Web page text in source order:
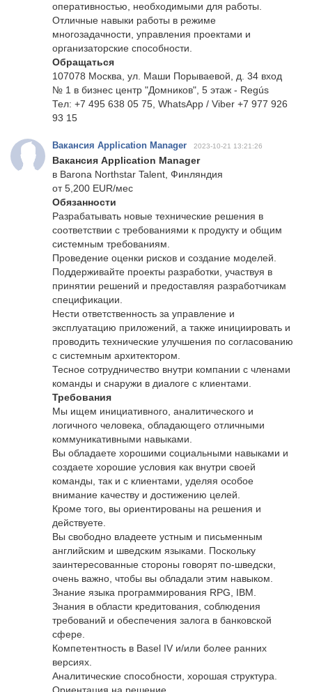
оперативностью, необходимыми для работы.
Отличные навыки работы в режиме
многозадачности, управления проектами и
организаторские способности.
Обращаться
107078 Москва, ул. Маши Порываевой, д. 34 вход
№ 1 в бизнес центр "Домников", 5 этаж - Regús
Тел: +7 495 638 05 75, WhatsApp / Viber +7 977 926
93 15
Вакансия Application Manager 2023-10-21 13:21:26
Вакансия Application Manager
в Barona Northstar Talent, Финляндия
от 5,200 EUR/мес
Обязанности
Разрабатывать новые технические решения в
соответствии с требованиями к продукту и общим
системным требованиям.
Проведение оценки рисков и создание моделей.
Поддерживайте проекты разработки, участвуя в
принятии решений и предоставляя разработчикам
спецификации.
Нести ответственность за управление и
эксплуатацию приложений, а также инициировать и
проводить технические улучшения по согласованию
с системным архитектором.
Тесное сотрудничество внутри компании с членами
команды и снаружи в диалоге с клиентами.
Требования
Мы ищем инициативного, аналитического и
логичного человека, обладающего отличными
коммуникативными навыками.
Вы обладаете хорошими социальными навыками и
создаете хорошие условия как внутри своей
команды, так и с клиентами, уделяя особое
внимание качеству и достижению целей.
Кроме того, вы ориентированы на решения и
действуете.
Вы свободно владеете устным и письменным
английским и шведским языками. Поскольку
заинтересованные стороны говорят по-шведски,
очень важно, чтобы вы обладали этим навыком.
Знание языка программирования RPG, IBM.
Знания в области кредитования, соблюдения
требований и обеспечения залога в банковской
сфере.
Компетентность в Basel IV и/или более ранних
версиях.
Аналитические способности, хорошая структура.